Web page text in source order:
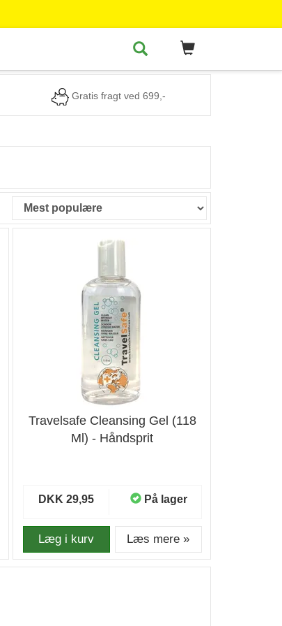
Gratis fragt ved 699,-
Travelsafe Cleansing Gel (118
Ml) - Håndsprit
DKK 29,95 På lager
Læg i kurv Læs mere »